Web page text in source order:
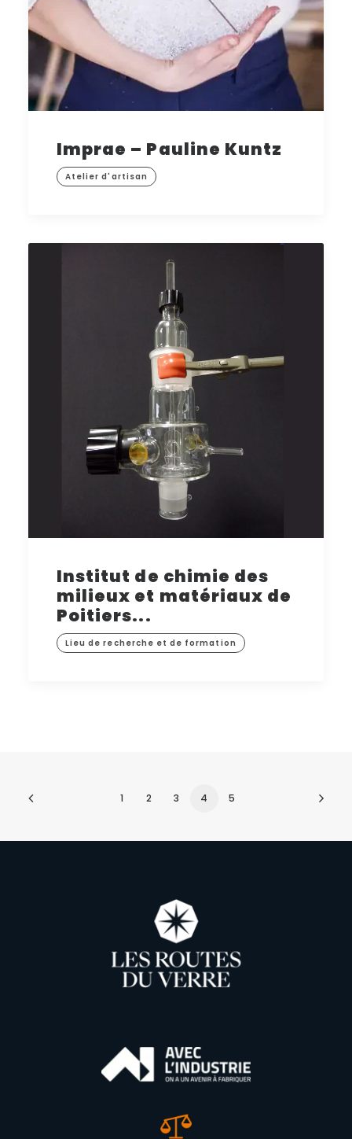
Imprae – Pauline Kuntz
Atelier d'artisan
Institut de chimie des
milieux et matériaux de
Poitiers...
Lieu de recherche et de formation
1 2 3 4 5